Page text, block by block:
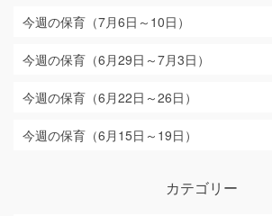
今週の保育（7月6日～10日）
今週の保育（6月29日～7月3日）
今週の保育（6月22日～26日）
今週の保育（6月15日～19日）
カテゴリー